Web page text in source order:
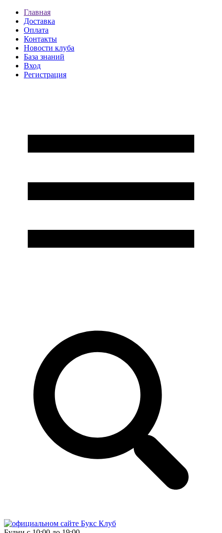
Главная
Доставка
Оплата
Контакты
Новости клуба
База знаний
Вход
Регистрация